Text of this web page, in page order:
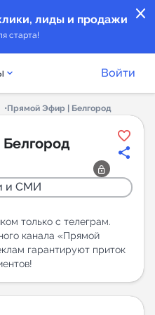
close
лиды и продажи
старта!
в Telegram
Войти
Прямой Эфир | Белгород
и СМИ
только с телеграм.
канала «Прямой
гарантируют приток